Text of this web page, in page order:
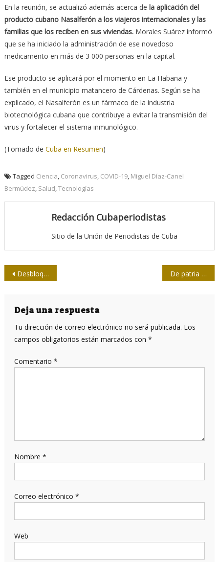
En la reunión, se actualizó además acerca de la aplicación del
producto cubano Nasalferón a los viajeros internacionales y las
familias que los reciben en sus viviendas.Morales Suárez informó
que se ha iniciado la administración de ese novedoso
medicamento en más de 3 000 personas en la capital.
Ese producto se aplicará por el momento en La Habana y
también en el municipio matancero de Cárdenas. Según se ha
explicado, el Nasalferón es un fármaco de la industria
biotecnológica cubana que contribuye a evitar la transmisión del
virus y fortalecer el sistema inmunológico.
(Tomado de Cuba en Resumen)
Tagged Ciencia, Coronavirus, COVID-19, Miguel Díaz-Canel
Bermúdez, Salud,Tecnologías
Redacción Cubaperiodistas
Sitio de la Unión de Periodistas de Cuba
Navegación
entradas
Desbloqueando a Cuba desde la mirada del cineasta Sergio Gregori De patria y cultura en tiempos de Revolución (II)
Deja una respuesta
Tu dirección de correo electrónico no será publicada. Los
campos obligatorios están marcados con *
Comentario *
Nombre *
Correo electrónico *
Web